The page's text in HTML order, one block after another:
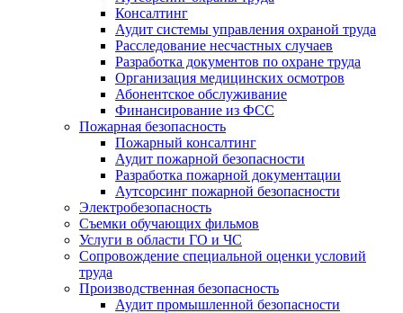
Консалтинг
Аудит системы управления охраной труда
Расследование несчастных случаев
Разработка документов по охране труда
Организация медицинских осмотров
Абонентское обслуживание
Финансирование из ФСС
Пожарная безопасность
Пожарный консалтинг
Аудит пожарной безопасности
Разработка пожарной документации
Аутсорсинг пожарной безопасности
Электробезопасность
Съемки обучающих фильмов
Услуги в области ГО и ЧС
Сопровождение специальной оценки условий
труда
Производственная безопасность
Аудит промышленной безопасности